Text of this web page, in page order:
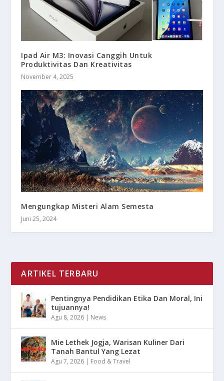
Ipad Air M3: Inovasi Canggih Untuk
Produktivitas Dan Kreativitas
November 4, 2025
Mengungkap Misteri Alam Semesta
Juni 25, 2024
ARTIKEL TERBARU
Pentingnya Pendidikan Etika Dan Moral, Ini
tujuannya!
Agu 8, 2026 | News
Mie Lethek Jogja, Warisan Kuliner Dari
Tanah Bantul Yang Lezat
Agu 7, 2026 | Food & Travel